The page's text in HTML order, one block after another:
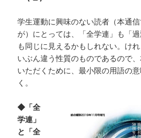
学生運動に興味のない読者（本通
が）にとっては、「全学連」も「過
も同じに見えるかもしれない。け
いぶん違う性質のものであるので
いただくために、最小限の用語の
く。
◆「全
学連」
と「全